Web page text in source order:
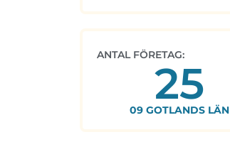
ANTAL FÖRETAG:
25
09 GOTLANDS LÄN